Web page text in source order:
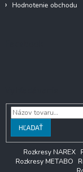
Hodnotenie obchodu
HĽADAŤ
Rozkresy NAREX
Rozkresy METABO